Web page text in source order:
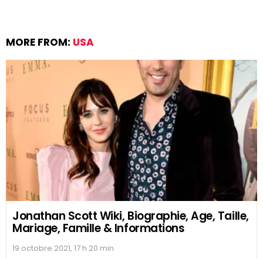
MORE FROM: USA
Jonathan Scott Wiki, Biographie, Age, Taille,
Mariage, Famille & Informations
19 octobre 2021, 17 h 20 min